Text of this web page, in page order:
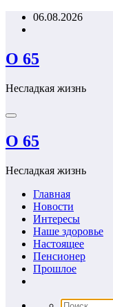
Перейти06.08.2026
О 65
Несладкая жизнь
О 65
Несладкая жизнь
Главная
Новости
Интересы
Наше здоровье
Настоящее
Пенсионер
Прошлое